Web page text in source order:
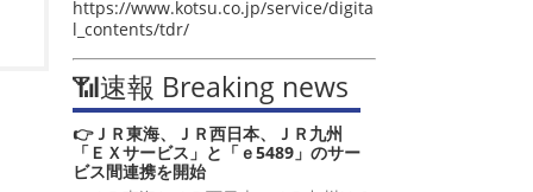
https://www.kotsu.co.jp/service/digita
l_contents/tdr/
📶速報 Breaking news
👉ＪＲ東海、ＪＲ西日本、ＪＲ九州
「ＥＸサービス」と「ｅ5489」のサー
ビス間連携を開始